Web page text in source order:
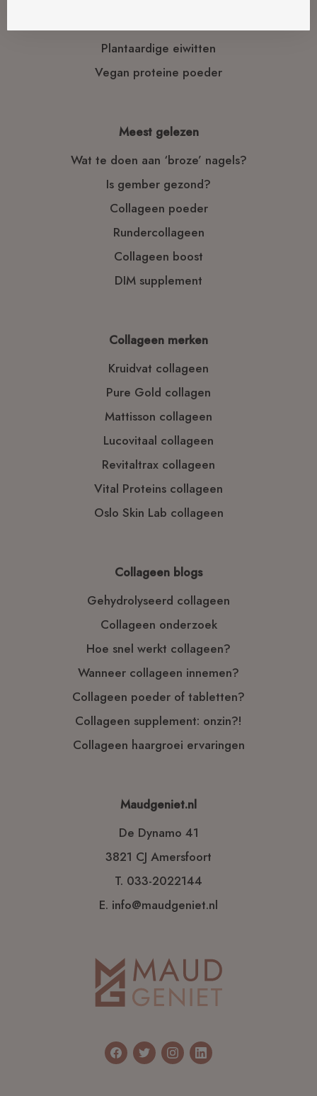
Plantaardige eiwitten
Vegan proteine poeder
Meest gelezen
Wat te doen aan ‘broze’ nagels?
Is gember gezond?
Collageen poeder
Rundercollageen
Collageen boost
DIM supplement
Collageen merken
Kruidvat collageen
Pure Gold collagen
Mattisson collageen
Lucovitaal collageen
Revitaltrax collageen
Vital Proteins collageen
Oslo Skin Lab collageen
Collageen blogs
Gehydrolyseerd collageen
Collageen onderzoek
Hoe snel werkt collageen?
Wanneer collageen innemen?
Collageen poeder of tabletten?
Collageen supplement: onzin?!
Collageen haargroei ervaringen
Maudgeniet.nl
De Dynamo 41
3821 CJ Amersfoort
T. 033-2022144
E. info@maudgeniet.nl